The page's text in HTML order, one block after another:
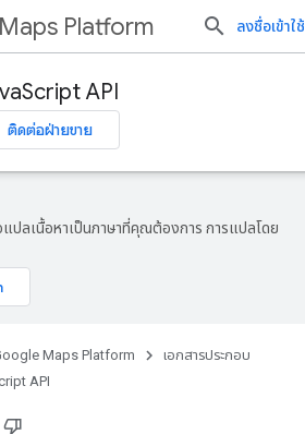
Maps Platform ลงชื่อเข้าใช้
API
ติดต่อฝ่ายขาย
แปลเนื้อหาเป็นภาษาที่คุณต้องการ การแปลโดย
Maps Platform
เอกสารประกอบ
API